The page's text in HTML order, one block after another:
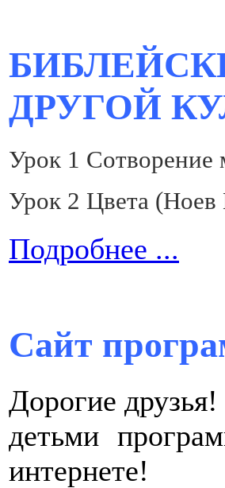
ДРУГОЙ
Урок 1 Сотворение
Урок 2 Цвета (Ноев
Подробнее ...
Сайт
Дорогие
детьми
интернете!